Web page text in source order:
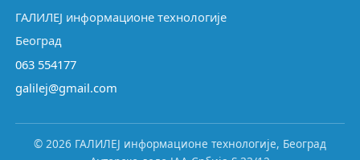
ГАЛИЛЕЈ информационе технологије
Београд
063 554177
galilej@gmail.com
© 2026 ГАЛИЛЕЈ информационе технологије, Београд